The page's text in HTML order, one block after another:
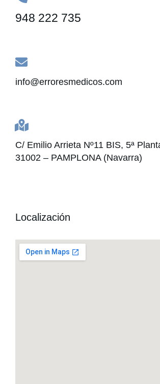
948 222 735
info@erroresmedicos.com
C/ Emilio Arrieta Nº11 BIS, 5ª
31002 – PAMPLONA (Navarra)
Localización